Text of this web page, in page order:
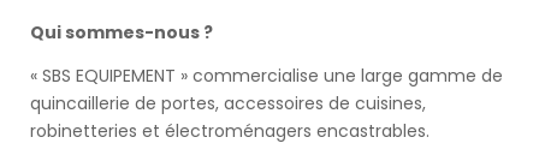
Qui sommes-nous ?
« SBS EQUIPEMENT » commercialise une large gamme de
quincaillerie de portes, accessoires de cuisines,
robinetteries et électroménagers encastrables.